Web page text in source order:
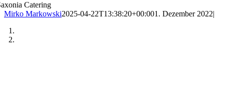
Catering
Mirko Markowski2025-04-22T13:38:20+00:001. Dezember 2022|